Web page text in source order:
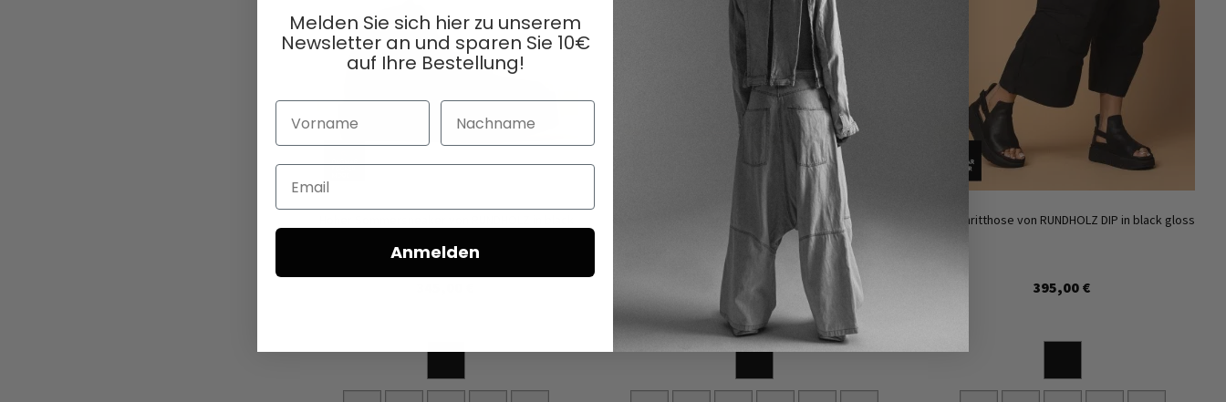
Lederschnürschuh von RUNDHOLZ in black
315,00 €
Tiefschritthose von RUNDHOLZ DIP in black gloss
395,00 €
Melden Sie sich hier zu unserem
Newsletter an und sparen Sie 10€
auf Ihre Bestellung!
Vorname Nachname
Email
Anmelden